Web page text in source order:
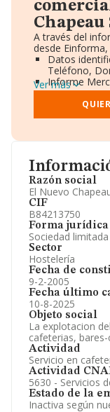
Razón social
El Nuevo
CIF
B84213750
Forma jurídica
Sociedad limitada
Sector
Hostelería
Fecha de
9-2-2005
Fecha último
10-8-2025
Objeto social
La explotacion
cafeterias,
Actividad
Servicio en
Actividad
5630 - Servicios
Estado de la
Inactiva según
Chapeau
A través del
desde
Datos
Teléfono,
Informe
Gráficos de
Consejo de
Directivos y
Información
Ver más